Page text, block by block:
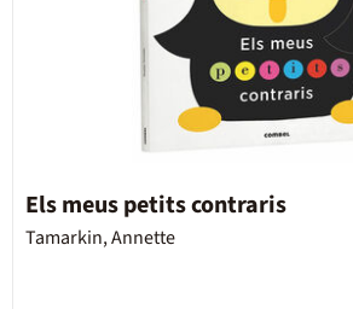
Els meus petits contraris
Tamarkin, Annette